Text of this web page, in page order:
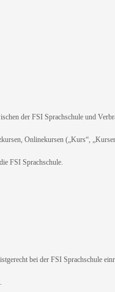
der FSI Sprachschule und
Onlinekursen („Kurs“,
FSI Sprachschule.
bei der FSI Sprachschule